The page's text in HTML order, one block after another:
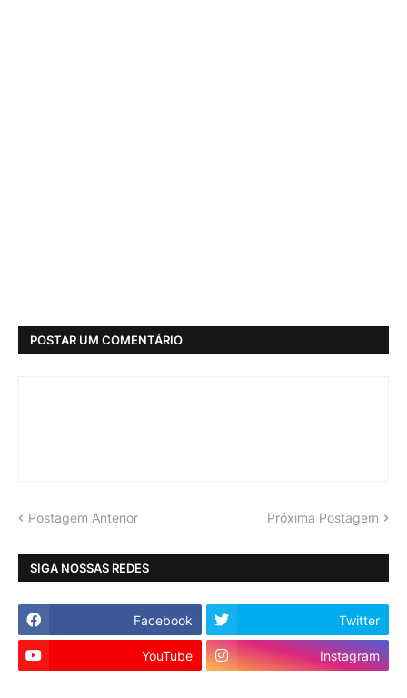
POSTAR UM COMENTÁRIO
Postagem Anterior Próxima Postagem
SIGA NOSSAS REDES
Facebook Twitter
YouTube Instagram